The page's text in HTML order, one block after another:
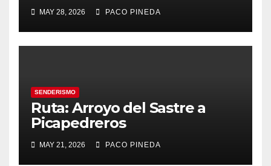
MAY 28, 2026 PACO PINEDA
SENDERISMO
Ruta: Arroyo del Sastre a
Picapedreros
MAY 21, 2026 PACO PINEDA